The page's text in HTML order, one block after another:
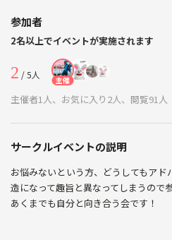
参加者
2名以上でイベントが実施されます
2 / 5人 主催
主催者1人、お気に入り2人、閲覧91人
サークルイベントの説明
お悩みないという方、どうしてもア
造になって趣旨と異なってしまうので
あくまでも自分と向き合う会です！